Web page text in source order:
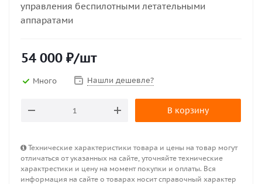
управления беспилотными летательными
аппаратами
54 000 ₽/шт
Много Нашли дешевле?
В корзину
Технические характеристики товара и цены на товар могут
отличаться от указанных на сайте, уточняйте технические
характрестики и цену на момент покупки и оплаты. Вся
информация на сайте о товарах носит справочный характер